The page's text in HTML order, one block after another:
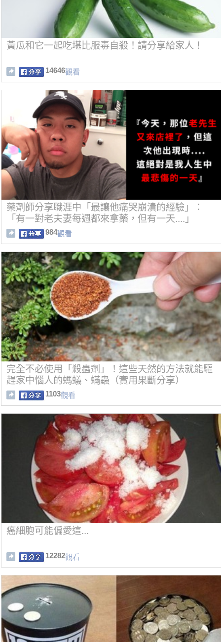
黃瓜和它一起吃堪比服毒自殺！請分享給家人！
14646觀看
藥劑師分享職涯中「最讓他痛哭崩潰的經驗」：
「有一對老夫妻每週都來拿藥，但有一天....」
984觀看
完全不必使用「殺蟲劑」！這些天然的方法就能驅
趕家中惱人的螞蟻、蟎蟲（實用果斷分享）
1103觀看
癌細胞可能偏愛這...
12282觀看